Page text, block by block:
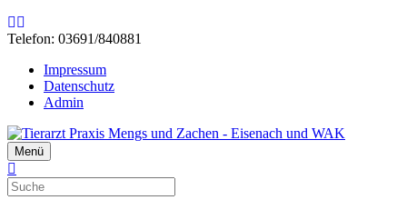
RssEmail
Telefon: 03691/840881
Impressum
Datenschutz
Admin
Menü